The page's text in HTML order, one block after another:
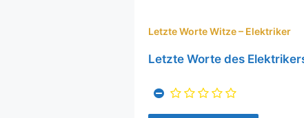
Letzte Worte Witze – Elektriker
Letzte Worte des